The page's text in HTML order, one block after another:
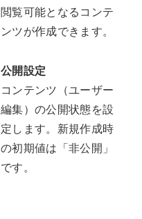
閲覧可能となるコンテ
ンツが作成できます。
公開設定
コンテンツ（ユーザー
編集）の公開状態を設
定します。新規作成時
の初期値は「非公開」
です。